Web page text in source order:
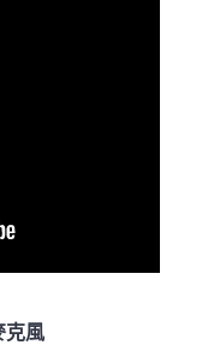
克風